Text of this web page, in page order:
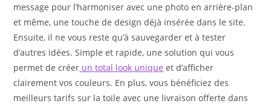
message pour l’harmoniser avec une photo en arrière-plan
et même, une touche de design déjà insérée dans le site.
Ensuite, il ne vous reste qu’à sauvegarder et à tester
d’autres idées. Simple et rapide, une solution qui vous
permet de créer un total look unique et d’afficher
clairement vos couleurs. En plus, vous bénéficiez des
meilleurs tarifs sur la toile avec une livraison offerte dans